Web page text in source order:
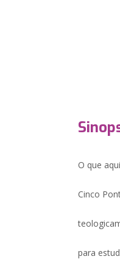
O que
Cinco
para